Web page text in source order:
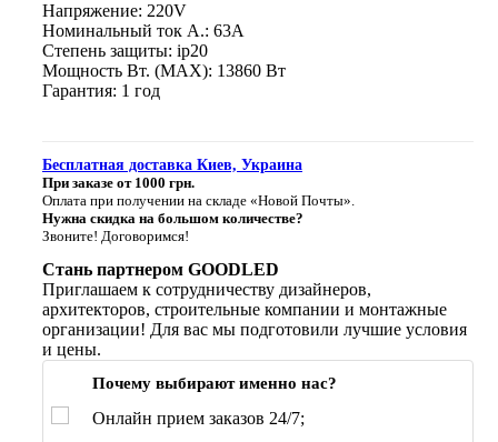
Напряжение: 220V
Номинальный ток А.: 63A
Степень защиты: ip20
Мощность Вт. (МАХ): 13860 Вт
Гарантия: 1 год
Бесплатная доставка Киев, Украина
При заказе от 1000 грн.
Оплата при получении на складе «Новой Почты».
Нужна скидка на большом количестве?
Звоните! Договоримся!
Стань партнером GOODLED
Приглашаем к сотрудничеству дизайнеров,
архитекторов, строительные компании и монтажные
организации! Для вас мы подготовили лучшие условия
и цены.
Почему выбирают именно нас?
Онлайн прием заказов 24/7;